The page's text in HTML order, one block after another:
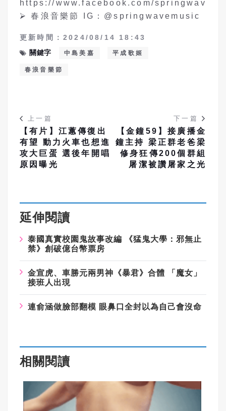
https://www.facebook.com/springwave
⮚ 春浪音樂節 IG：@springwavemusic
更新時間：2024/08/14 18:43
關鍵字
中島美嘉 平成歌姬
春浪音樂節
上一篇
【有片】江蕙傳復出
有望 動力火車也想進
攻大巨蛋 選後年開唱
原因曝光
下一篇
【金鐘59】接廣播金
鐘主持 梁正群老爸梁
修身狂傳200個群組
屠潔被讚屠家之光
延伸閱讀
泰國真實校園鬼故事改編
《猛鬼大學：邪無止
禁》創破億台幣票房
金宣虎、車勝元兩男神《暴君》合體
「魔女」
接班人出現
連俞涵做臉部翻模 眼鼻口全封以為自己會沒命
相關閱讀